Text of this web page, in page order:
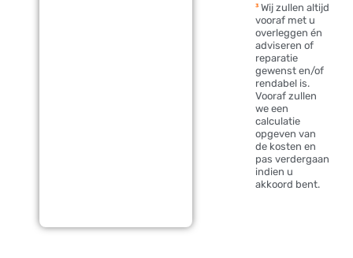
³ Wij zullen altijd
vooraf met u
overleggen én
adviseren of
reparatie
gewenst en/of
rendabel is.
Vooraf zullen
we een
calculatie
opgeven van
de kosten en
pas verdergaan
indien u
akkoord bent.